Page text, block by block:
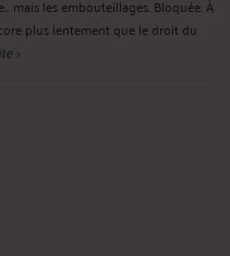
mais les embouteillages. Bloquée. À
plus lentement que le droit du
>